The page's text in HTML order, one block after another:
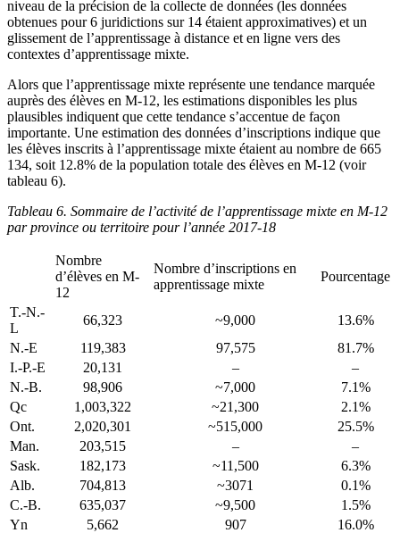
niveau de la précision de la collecte de données (les données
obtenues pour 6 juridictions sur 14 étaient approximatives) et un
glissement de l’apprentissage à distance et en ligne vers des
contextes d’apprentissage mixte.
Alors que l’apprentissage mixte représente une tendance marquée
auprès des élèves en M-12, les estimations disponibles les plus
plausibles indiquent que cette tendance s’accentue de façon
importante. Une estimation des données d’inscriptions indique que
les élèves inscrits à l’apprentissage mixte étaient au nombre de 665
134, soit 12.8% de la population totale des élèves en M-12 (voir
tableau 6).
Tableau 6. Sommaire de l’activité de l’apprentissage mixte en M-12
par province ou territoire pour l’année 2017-18
Nombre
d’élèves en M-
12
Nombre d’inscriptions en
apprentissage mixte
Pourcentage
T.-N.-
L
66,323 ~9,000
13.6%
N.-E
119,383 97,575
81.7%
I.-P.-E
20,131 –
–
N.-B.
98,906 ~7,000
7.1%
Qc
1,003,322 ~21,300
2.1%
Ont.
2,020,301 ~515,000
25.5%
Man.
203,515 –
–
Sask.
182,173 ~11,500
6.3%
Alb.
704,813 ~3071
0.1%
C.-B.
635,037 ~9,500
1.5%
Yn
5,662 907
16.0%